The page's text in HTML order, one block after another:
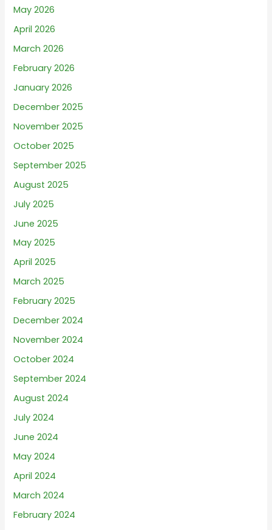
May 2026
April 2026
March 2026
February 2026
January 2026
December 2025
November 2025
October 2025
September 2025
August 2025
July 2025
June 2025
May 2025
April 2025
March 2025
February 2025
December 2024
November 2024
October 2024
September 2024
August 2024
July 2024
June 2024
May 2024
April 2024
March 2024
February 2024